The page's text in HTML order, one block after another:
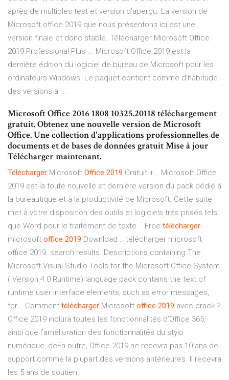
après de multiples test et version d’aperçu. La version de
Microsoft office 2019 que nous présentons ici est une
version finale et donc stable. Télécharger Microsoft Office
2019 Professional Plus ... Microsoft Office 2019 est la
dernière édition du logiciel de bureau de Microsoft pour les
ordinateurs Windows. Le paquet contient comme d’habitude
des versions à ...
Microsoft Office 2016 1808 10325.20118 téléchargement
gratuit. Obtenez une nouvelle version de Microsoft
Office. Une collection d'applications professionnelles de
documents et de bases de données gratuit Mise à jour
Télécharger maintenant.
Télécharger Microsoft Office 2019 Gratuit +… Microsoft Office
2019 est la toute nouvelle et dernière version du pack dédié à
la bureautique et à la productivité de Microsoft. Cette suite
met à votre disposition des outils et logiciels très prisés tels
que Word pour le traitement de texte... Free télécharger
microsoft office 2019 Download... télécharger microsoft
office 2019. search results. Descriptions containing.The
Microsoft Visual Studio Tools for the Microsoft Office System
( Version 4.0 Runtime) language pack contains the text of
runtime user interface elements, such as error messages,
for... Comment télécharger Microsoft office 2019 avec crack ?
Office 2019 inclura toutes les fonctionnalités d’Office 365,
ainsi que l’amélioration des fonctionnalités du stylo
numérique, deEn outre, Office 2019 ne recevra pas 10 ans de
support comme la plupart des versions antérieures. Il recevra
les 5 ans de soutien...